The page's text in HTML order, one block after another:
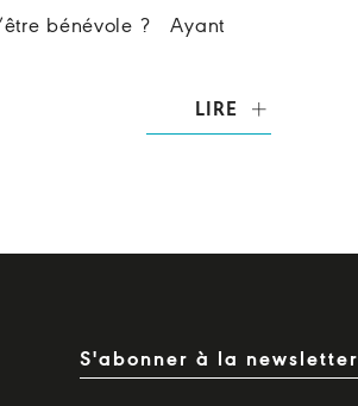
bénévole ? Ayant
LIRE
S'abonner à la newsletter